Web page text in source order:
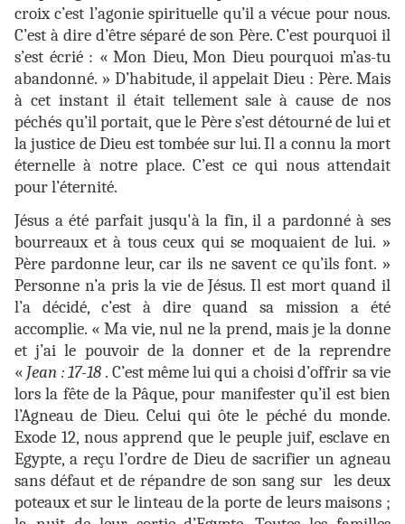
croix c’est l’agonie spirituelle qu’il a vécue pour nous.
C’est à dire d’être séparé de son Père. C’est pourquoi il
s’est écrié : « Mon Dieu, Mon Dieu pourquoi m’as-tu
abandonné. » D’habitude, il appelait Dieu : Père. Mais
à cet instant il était tellement sale à cause de nos
péchés qu’il portait, que le Père s’est détourné de lui et
la justice de Dieu est tombée sur lui. Il a connu la mort
éternelle à notre place. C’est ce qui nous attendait
pour l’éternité.
Jésus a été parfait jusqu'à la fin, il a pardonné à ses
bourreaux et à tous ceux qui se moquaient de lui. »
Père pardonne leur, car ils ne savent ce qu’ils font. »
Personne n’a pris la vie de Jésus. Il est mort quand il
l’a décidé, c’est à dire quand sa mission a été
accomplie. « Ma vie, nul ne la prend, mais je la donne
et j’ai le pouvoir de la donner et de la reprendre
« Jean : 17-18. C’est même lui qui a choisi d’offrir sa vie
lors la fête de la Pâque, pour manifester qu’il est bien
l’Agneau de Dieu. Celui qui ôte le péché du monde.
Exode 12, nous apprend que le peuple juif, esclave en
Egypte, a reçu l’ordre de Dieu de sacrifier un agneau
sans défaut et de répandre de son sang sur les deux
poteaux et sur le linteau de la porte de leurs maisons ;